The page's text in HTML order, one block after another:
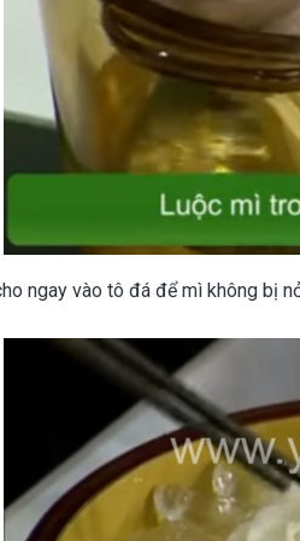
ngay vào tô đá để mì không bị